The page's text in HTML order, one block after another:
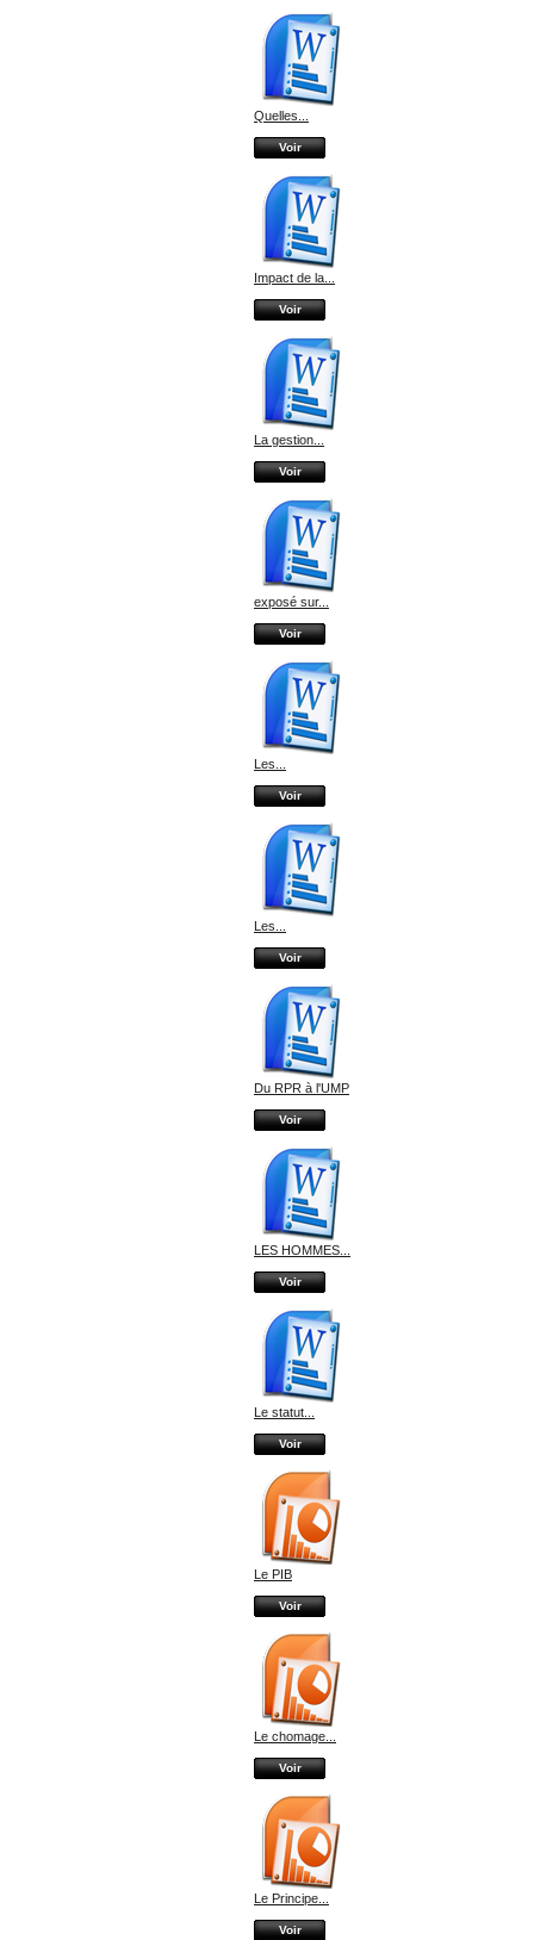
Quelles...
Voir
Impact de la...
Voir
La gestion...
Voir
exposé sur...
Voir
Les...
Voir
Les...
Voir
Du RPR à l'UMP
Voir
LES HOMMES...
Voir
Le statut...
Voir
Le PIB
Voir
Le chomage...
Voir
Le Principe...
Voir